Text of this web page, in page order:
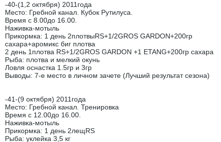
-40-(1,2 октября) 2011года
Место: Гребной канал. Кубок Рутилуса.
Время с 8.00до 16.00.
Наживка-мотыль
Прикормка: 1 день 2плотвыRS+1/2GROS GARDON+200гр
сахара+аромикс биг плотва
2 день 1плотва RS+1/2GROS GARDON +1 ETANG+200гр сахара
Рыба: плотва и мелкий окунь
Ловля оснастка 1.5гр и 3гр
Выводы: 7-е место в личном зачете (Лучший результат сезона)
-41-(9 октября) 2011года
Место: Гребной канал. Тренировка
Время с 12.00до 16.00.
Наживка-мотыль
Прикормка: 1 день 2лещRS
Рыба: уклейка 3,5 кг